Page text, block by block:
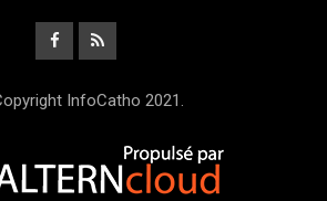
InfoCatho 2021.